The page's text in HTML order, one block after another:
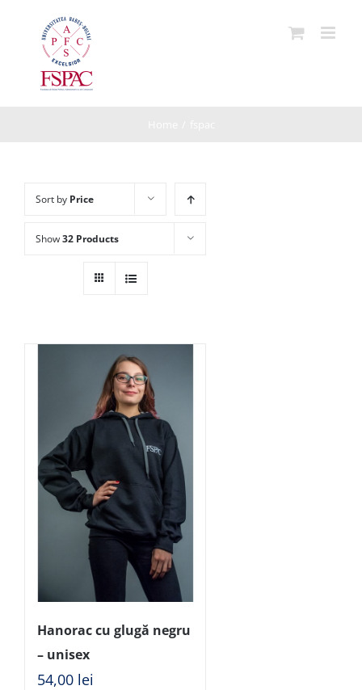
Sort by Price
Show32 Products
Hanorac cu glugă negru
– unisex
54,00 lei